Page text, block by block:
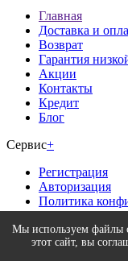
Мы используем файлы
этот сайт, вы
Главная
Доставка и
Возврат
Гарантия
Акции
Контакты
Кредит
Блог
Сервис+
Регистрация
Авторизация
Политика
Время работы+
Интернет-магазина.